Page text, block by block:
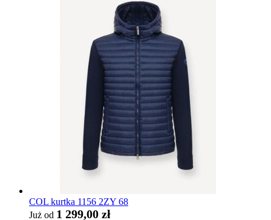
COL kurtka 1156 2ZY 68
Już od 1 299,00 zł